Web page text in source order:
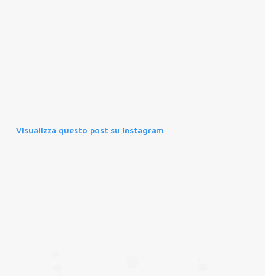
Visualizza questo post su Instagram